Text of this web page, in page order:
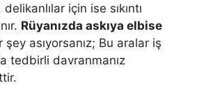
için ise sıkıntı
Rüyanızda askıya elbise
asıyorsanız; Bu aralar iş
tedbirli davranmanız